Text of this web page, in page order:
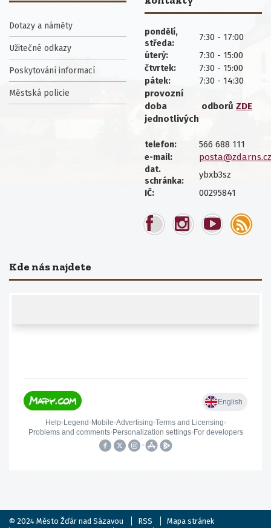
Dotazy a náměty
Užitečné odkazy
Poskytování informací
Městská policie
pondělí,
středa:
7:30 - 17:00
úterý: 7:30 - 15:00
čtvrtek: 7:30 - 15:00
pátek:
7:30 - 14:30
provozní
doba
jednotlivých
odborů ZDE
telefon: 566 688 111
e-mail: posta@zdarns.cz
dat.
schránka:
ybxb3sz
IČ: 00295841
Kde nás najdete
© 2024 Město Žďár nad Sázavou RSS
Mapa stránek